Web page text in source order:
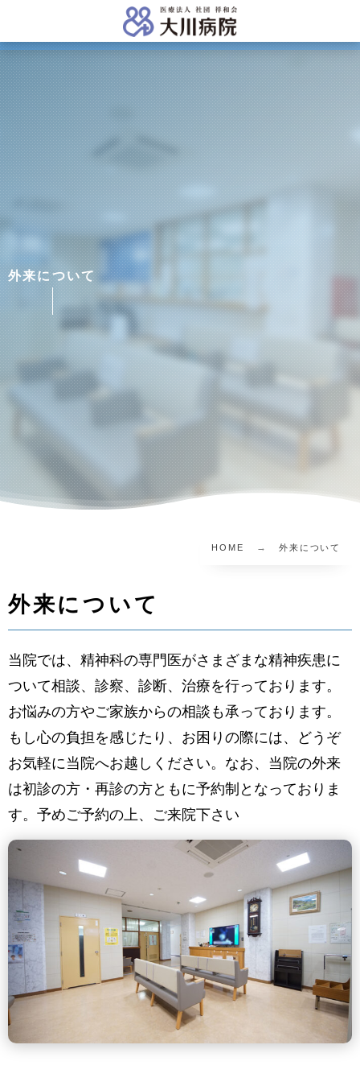
外来について
HOME 外来について
外来について
当院では、精神科の専門医がさまざまな精神疾患に
ついて相談、診察、診断、治療を行っております。
お悩みの方やご家族からの相談も承っております。
もし心の負担を感じたり、お困りの際には、どうぞ
お気軽に当院へお越しください。なお、当院の外来
は初診の方・再診の方ともに予約制となっておりま
す。予めご予約の上、ご来院下さい